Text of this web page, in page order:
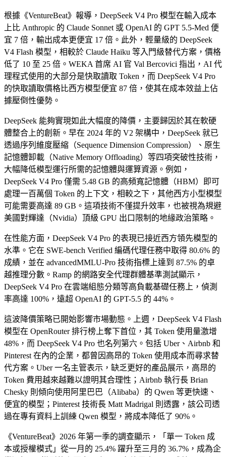
根據《VentureBeat》報導，DeepSeek V4 Pro 模型在輸入成本
上比 Anthropic 的 Claude Sonnet 或 OpenAI 的 GPT 5.5-Med 便
宜 7 倍，輸出成本更便宜 17 倍。此外，輕量級的 DeepSeek
V4 Flash 模型，相較於 Claude Haiku 等入門級替代方案，價格
低了 10 至 25 倍。WEKA 首席 AI 官 Val Bercovici 指出，AI 代
理程式使用的大部分是快取讀取 Token，而 DeepSeek V4 Pro
的快取讀取價格比西方模型便宜 87 倍，使其在成本效益上佔
據壓倒性優勢。
DeepSeek 能夠實現如此大幅度的降價，主要歸因於其在軟硬
體整合上的創新。早在 2024 年的 V2 架構中，DeepSeek 就已
透過序列維度壓縮（Sequence Dimension Compression）、原生
記憶體卸載（Native Memory Offloading）等四項突破性技術，
大幅降低模型運行所需的記憶體與運算資源。例如，
DeepSeek V4 Pro 僅需 5.48 GB 的高頻寬記憶體（HBM）即可
處理一百萬個 Token 的上下文，相較之下，其他西方小型模型
可能需要高達 89 GB。這項技術不僅提升效率，也被視為規避
美國對輝達（Nvidia）頂級 GPU 出口限制的地緣政治策略。
在性能方面，DeepSeek V4 Pro 的表現已接近西方領先模型的
水準。它在 SWE-bench Verified 編碼代理任務中取得 80.6% 的
成績，並在 advancedMMLU-Pro 技術指標上達到 87.5% 的卓
越推理分數。Ramp 的網路安全代理群體基準測試顯示，
DeepSeek V4 Pro 在雲端組態分類等高負載基礎任務上，偵測
率高達 100%，遠超 OpenAI 的 GPT-5.5 的 44%。
這波降價策略已開始影響市場動態。上週，DeepSeek V4 Flash
模型在 OpenRouter 排行榜上奪下首位，其 Token 使用量激增
48%，而 DeepSeek V4 Pro 也名列第六。包括 Uber、Airbnb 和
Pinterest 在內的企業，都曾因高昂的 Token 使用成本而尋求替
代方案。Uber 一名主管表示，缺乏更好的產品展示，高昂的
Token 費用越來越難以證明其合理性；Airbnb 執行長 Brian
Chesky 則傾向使用阿里巴巴（Alibaba）的 Qwen 等更快速、
便宜的模型；Pinterest 技術長 Matt Madrigal 則透露，該公司透
過在專有資料上訓練 Qwen 模型，將成本降低了 90%。
《VentureBeat》2026 年第一季的調查顯示，「單一 Token 成
本或授權模式」從一月的 25.4% 躍升至三月的 36.7%，成為企